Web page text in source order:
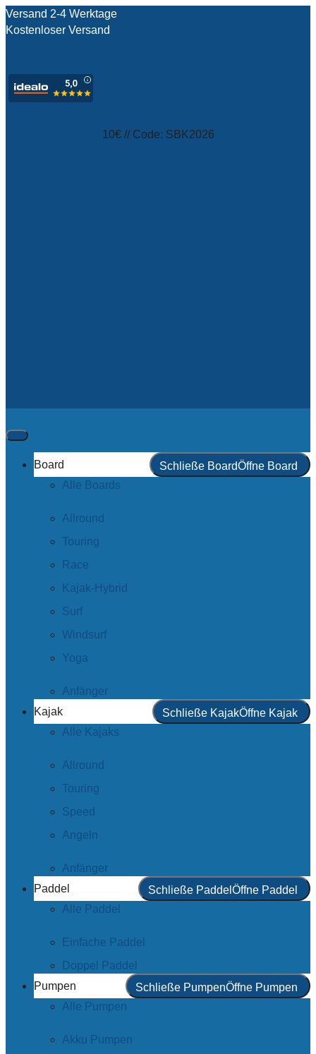
Versand 2-4 Werktage
Kostenloser Versand
10€ // Code: SBK2026
Board Schließe BoardÖffne Board
Alle Boards
Allround
Touring
Race
Kajak-Hybrid
Surf
Windsurf
Yoga
Anfänger
Kajak
Schließe KajakÖffne Kajak
Alle Kajaks
Allround
Touring
Speed
Angeln
Anfänger
Paddel
Schließe Paddel Öffne Paddel
Alle Paddel
Einfache Paddel
Doppel Paddel
Pumpen
Schließe PumpenÖffne Pumpen
Alle Pumpen
Akku Pumpen